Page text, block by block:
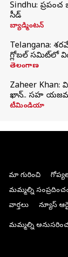
Sindhu:
సీడ్
బ్యాడ్మింటన్
Telangana:
గ్లోబల్‌ సమిట్‌లో
తెలంగాణ
Zaheer
ఖాన్.. సహ
టీమిండియా
మా గురించి
మమ్మల్ని
వార్తలు
న్యూస్
మమ్మల్ని